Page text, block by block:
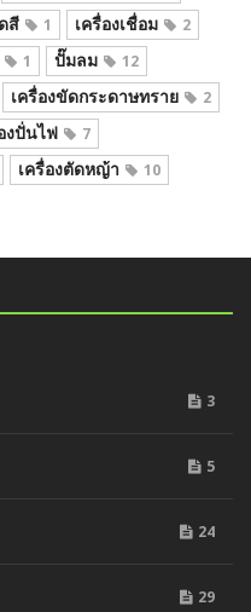
สี 1 เครื่องเชื่อม 2
1 ปั๊มลม 12
เครื่องขัดกระดาษทราย 2
งปั่นไฟ 7
เครื่องตัดหญ้า 10
3
5
24
29